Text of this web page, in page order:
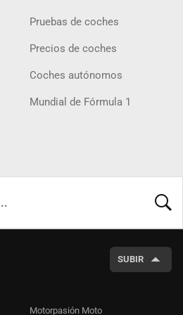
Pruebas de coches
Precios de coches
Coches autónomos
Mundial de Fórmula 1
SUBIR
Motorpasión Moto